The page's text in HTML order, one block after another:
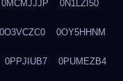
0MCMJJJP 0N1LZI50
0O3VCZC0 0OY5HHNM
0PPJIUB7 0PUMEZB4